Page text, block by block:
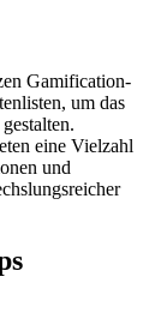
Gamification-
um das
eine Vielzahl
und